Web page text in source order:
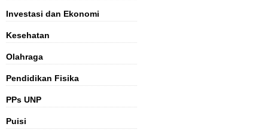
Investasi dan Ekonomi
Kesehatan
Olahraga
Pendidikan Fisika
PPs UNP
Puisi